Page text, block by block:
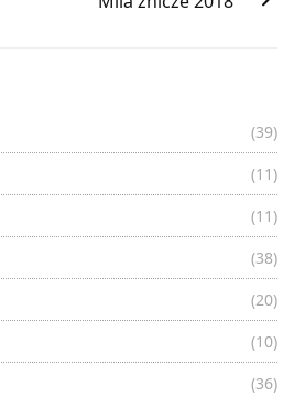
(39)
(11)
(11)
(38)
(20)
(10)
(36)